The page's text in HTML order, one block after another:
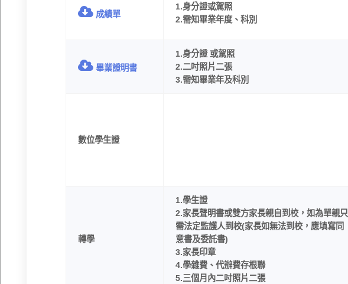
成績單
1.身分證或駕照
2.需知畢業年度、科別
畢業證明書
1.身分證 或駕照
2.二吋照片二張
3.需知畢業年及科別
數位學生證
轉學
1.學生證
2.家長聲明書或雙方家長親自到校，如為單親只
需法定監護人到校(家長如無法到校，應填寫同
意書及委託書)
3.家長印章
4.學雜費、代辦費存根聯
5.三個月內二吋照片二張